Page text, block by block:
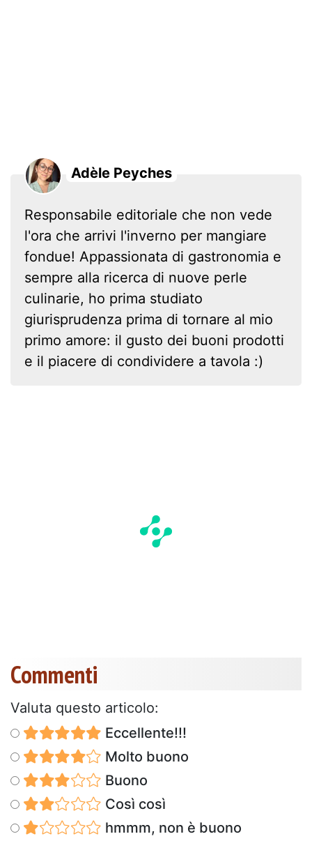
Adèle Peyches
Responsabile editoriale che non vede
l'ora che arrivi l'inverno per mangiare
fondue! Appassionata di gastronomia e
sempre alla ricerca di nuove perle
culinarie, ho prima studiato
giurisprudenza prima di tornare al mio
primo amore: il gusto dei buoni prodotti
e il piacere di condividere a tavola :)
Commenti
Valuta questo articolo:
Eccellente!!!
Molto buono
Buono
Così così
hmmm, non è buono